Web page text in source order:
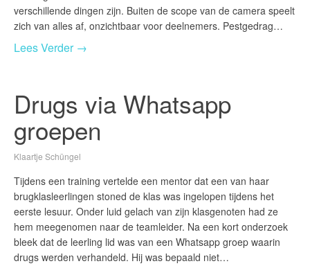
verschillende dingen zijn. Buiten de scope van de camera speelt
zich van alles af, onzichtbaar voor deelnemers. Pestgedrag…
Lees Verder →
Drugs via Whatsapp
groepen
Klaartje Schüngel
Tijdens een training vertelde een mentor dat een van haar
brugklasleerlingen stoned de klas was ingelopen tijdens het
eerste lesuur. Onder luid gelach van zijn klasgenoten had ze
hem meegenomen naar de teamleider. Na een kort onderzoek
bleek dat de leerling lid was van een Whatsapp groep waarin
drugs werden verhandeld. Hij was bepaald niet…